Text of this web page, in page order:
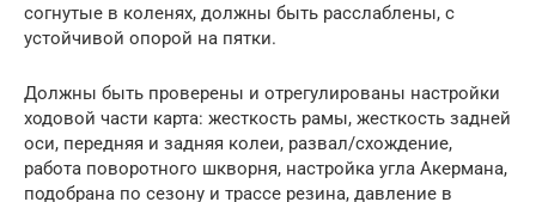
согнутые в коленях, должны быть расслаблены, с
устойчивой опорой на пятки.
Должны быть проверены и отрегулированы настройки
ходовой части карта: жесткость рамы, жесткость задней
оси, передняя и задняя колеи, развал/схождение,
работа поворотного шкворня, настройка угла Акермана,
подобрана по сезону и трассе резина, давление в